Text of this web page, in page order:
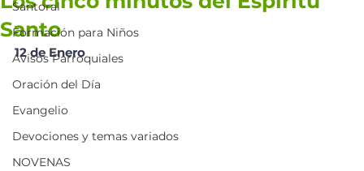
Santoral
Formación para Niños
Avisos Parroquiales
Oración del Día
Evangelio
Devociones y temas variados
NOVENAS
Santo
12 de Enero